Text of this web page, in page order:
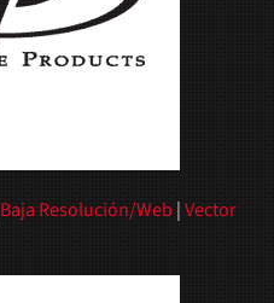
Baja Resolución/Web|Vector